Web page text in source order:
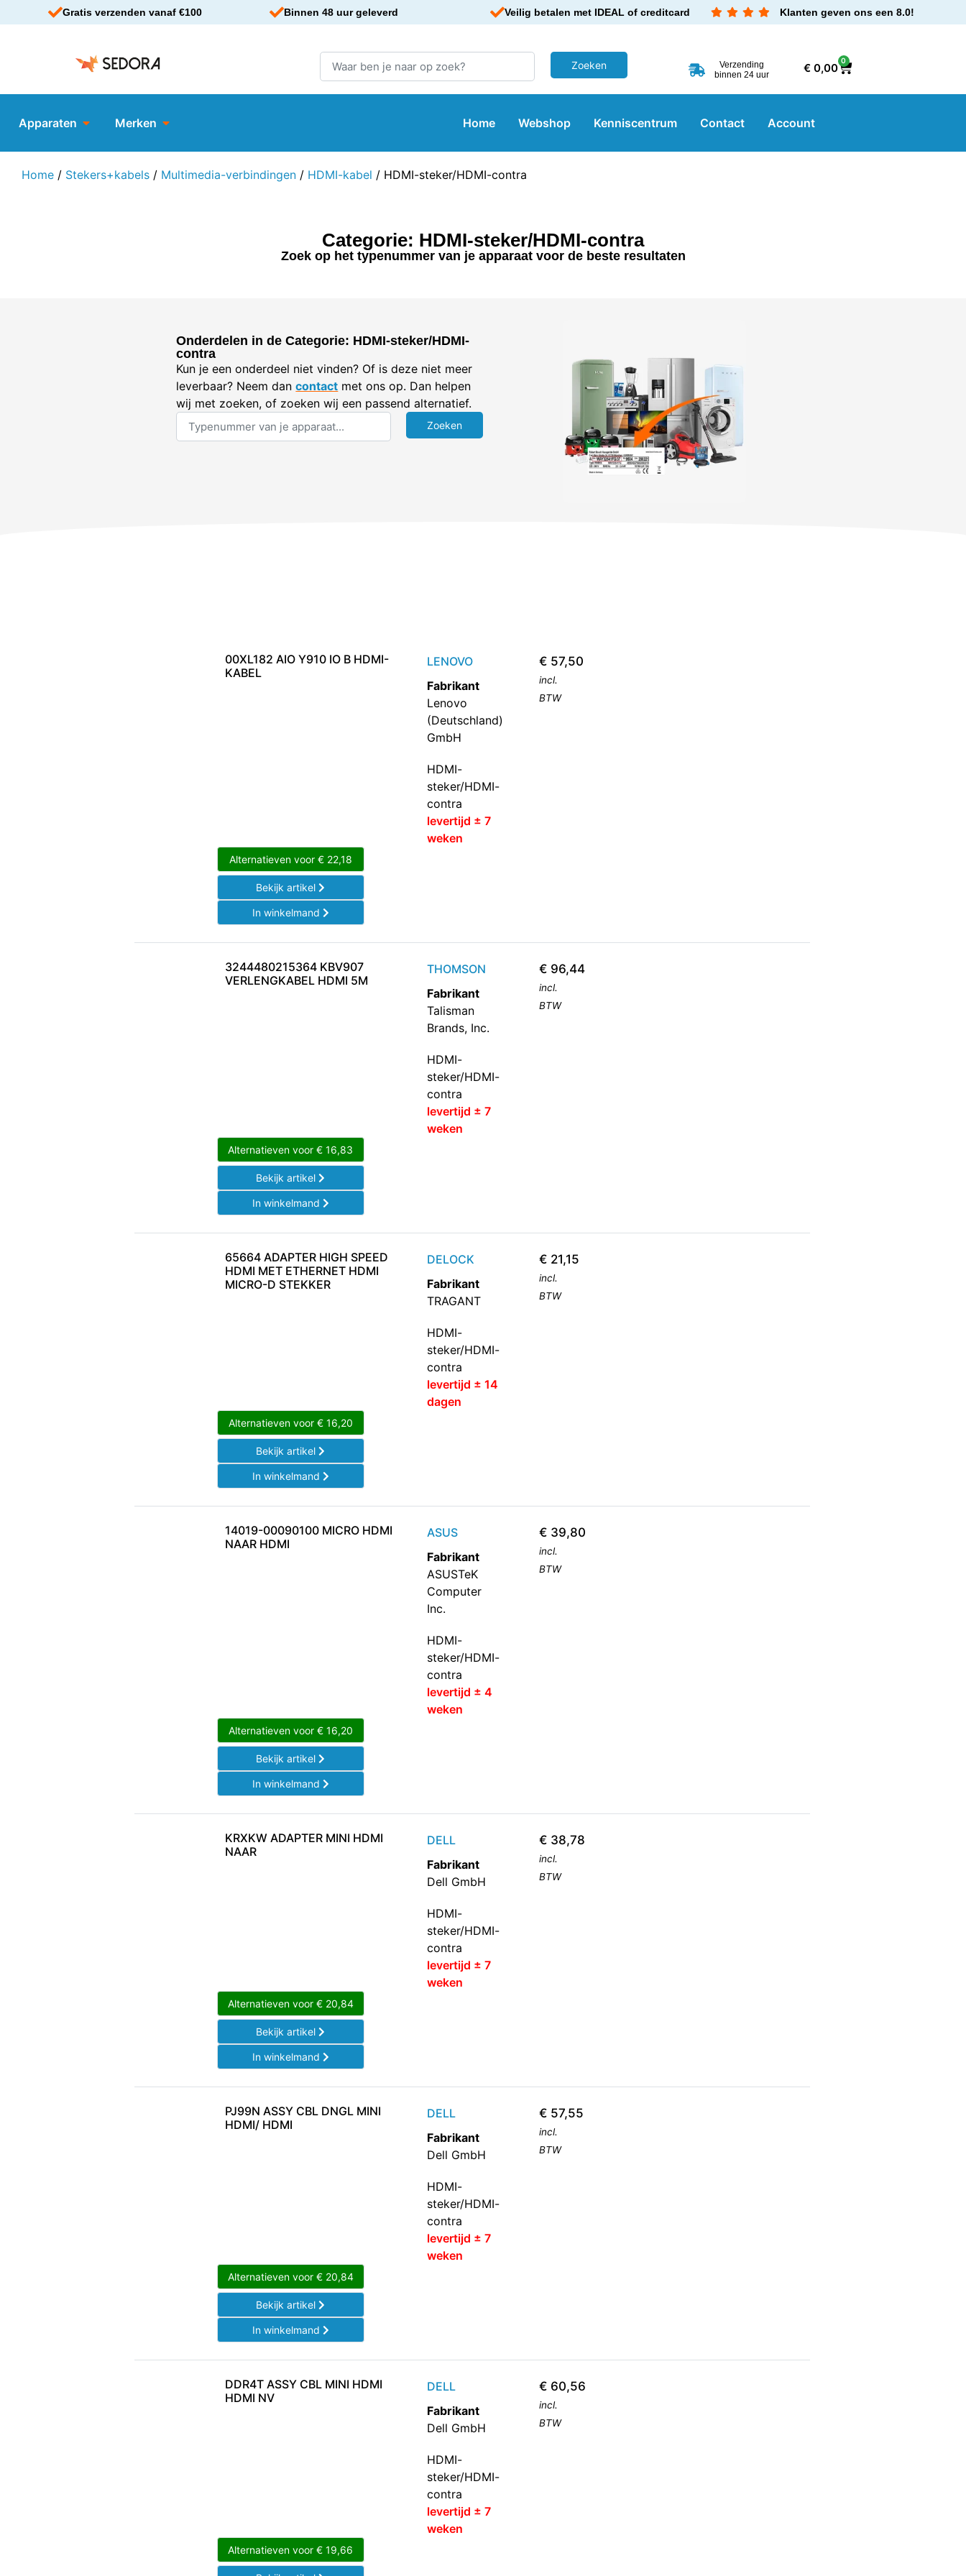
Gratis verzenden vanaf €100 Binnen 48 uur geleverd Veilig betalen met IDEAL of creditcard Klanten geven ons een 8.0!
Verzending
binnen 24 uur
€0,00
0
Apparaten Merken Home Webshop Kenniscentrum Contact Account
Home / Stekers+kabels / Multimedia-verbindingen / HDMI-kabel / HDMI-steker/HDMI-contra
Categorie: HDMI-steker/HDMI-contra
Zoek op het typenummer van je apparaat voor de beste resultaten
Onderdelen in de Categorie: HDMI-steker/HDMI-
contra
Kun je een onderdeel niet vinden? Of is deze niet meer
leverbaar? Neem dancontact met ons op. Dan helpen
wij met zoeken, of zoeken wij een passend alternatief.
00XL182 AIO Y910 IO B HDMI-
KABEL
LENOVO
Fabrikant
Lenovo
(Deutschland)
GmbH
HDMI-
steker/HDMI-
contra
levertijd ± 7
weken
€ 57,50
incl.
BTW
Alternatieven voor €22,18
Bekijk artikel
In winkelmand
3244480215364 KBV907
VERLENGKABEL HDMI 5M
THOMSON
Fabrikant
Talisman
Brands, Inc.
HDMI-
steker/HDMI-
contra
levertijd ± 7
weken
€ 96,44
incl.
BTW
Alternatieven voor€ 16,83
Bekijk artikel
In winkelmand
65664 ADAPTER HIGH SPEED
HDMI MET ETHERNET HDMI
MICRO-D STEKKER
DELOCK
Fabrikant
TRAGANT
HDMI-
steker/HDMI-
contra
levertijd ± 14
dagen
€ 21,15
incl.
BTW
Alternatieven voor €16,20
Bekijk artikel
In winkelmand
14019-00090100 MICRO HDMI
NAAR HDMI
ASUS
Fabrikant
ASUSTeK
Computer
Inc.
HDMI-
steker/HDMI-
contra
levertijd ± 4
weken
€ 39,80
incl.
BTW
Alternatieven voor €16,20
Bekijk artikel
In winkelmand
KRXKW ADAPTER MINI HDMI
NAAR
DELL
Fabrikant
Dell GmbH
HDMI-
steker/HDMI-
contra
levertijd ± 7
weken
€ 38,78
incl.
BTW
Alternatieven voor €20,84
Bekijk artikel
In winkelmand
PJ99N ASSY CBL DNGL MINI
HDMI/ HDMI
DELL
Fabrikant
Dell GmbH
HDMI-
steker/HDMI-
contra
levertijd ± 7
weken
€ 57,55
incl.
BTW
Alternatieven voor €20,84
Bekijk artikel
In winkelmand
DDR4T ASSY CBL MINI HDMI
HDMI NV
DELL
Fabrikant
Dell GmbH
HDMI-
steker/HDMI-
contra
levertijd ± 7
weken
€ 60,56
incl.
BTW
Alternatieven voor€ 19,66